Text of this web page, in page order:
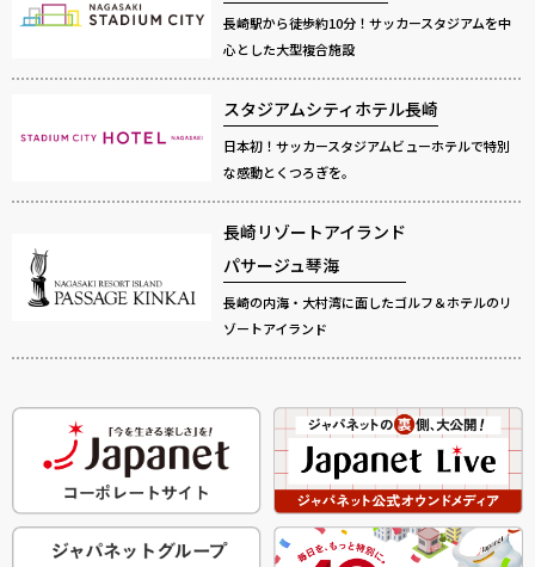
長崎駅から徒歩約10分！サッカースタジアムを中
心とした大型複合施設
スタジアムシティホテル長崎
日本初！サッカースタジアムビューホテルで特別
な感動とくつろぎを。
長崎リゾートアイランド
パサージュ琴海
長崎の内海・大村湾に面したゴルフ＆ホテルのリ
ゾートアイランド